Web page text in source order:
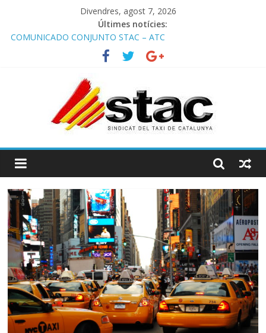
Divendres, agost 7, 2026
Últimes notícies:
COMUNICADO CONJUNTO STAC – ATC
Comunicado STAC/ ATC de la reunión con los Mossos d
‘Esquadra del aeropuerto de Barcelona.
Programa de Radio TAXI LIBRE 29.07.2026 en COOLTURA FM.
STAC/ATC SOLICITAN TAULA TÈCNICA PARA MEJORAR LA
OPERATIVA DE ENTRADA EN EL PUERTO DE BARCELONA.
Programa de Radio TAXI LIBRE 22.07.2026 en COOLTURA FM.